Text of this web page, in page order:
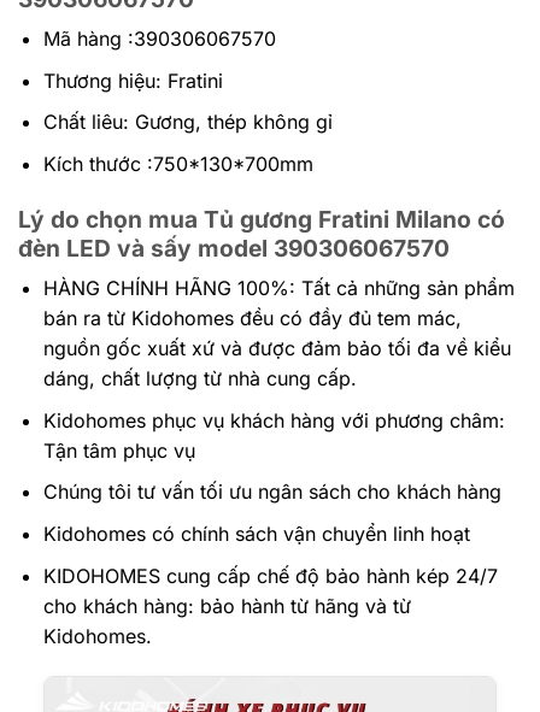
Mã hàng :390306067570
Thương hiệu: Fratini
Chất liêu: Gương, thép không gỉ
Kích thước :750*130*700mm
Lý do chọn mua Tủ gương Fratini Milano có
đèn LED và sấy model 390306067570
HÀNG CHÍNH HÃNG 100%: Tất cả những sản phẩm
bán ra từ Kidohomes đều có đầy đủ tem mác,
nguồn gốc xuất xứ và được đảm bảo tối đa về kiểu
dáng, chất lượng từ nhà cung cấp.
Kidohomes phục vụ khách hàng với phương châm:
Tận tâm phục vụ
Chúng tôi tư vấn tối ưu ngân sách cho khách hàng
Kidohomes có chính sách vận chuyển linh hoạt
KIDOHOMES cung cấp chế độ bảo hành kép 24/7
cho khách hàng: bảo hành từ hãng và từ
Kidohomes.